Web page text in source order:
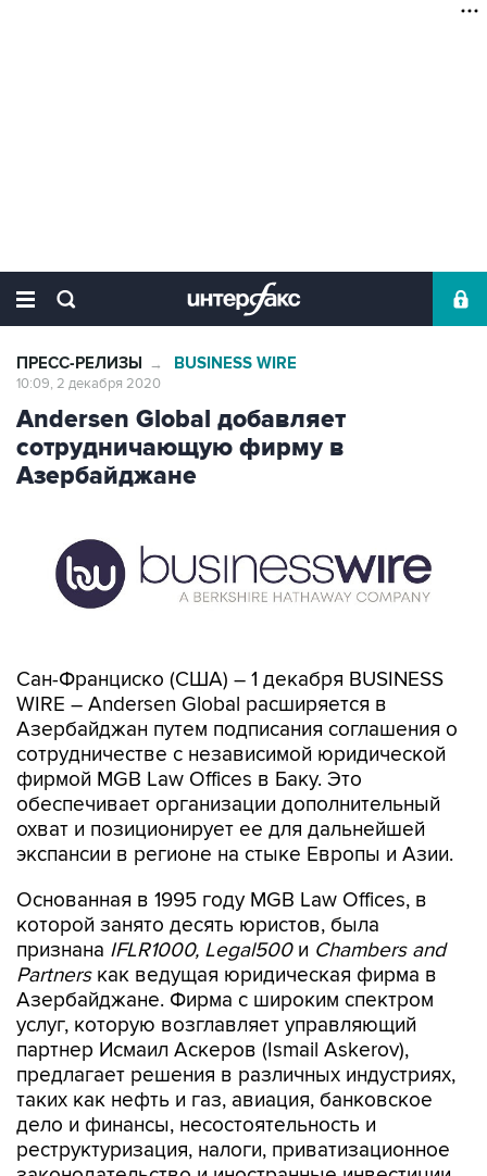
ПРЕСС-РЕЛИЗЫ → BUSINESS WIRE
10:09, 2 декабря 2020
Andersen Global добавляет
сотрудничающую фирму в
Азербайджане
Сан-Франциско (США) – 1 декабря BUSINESS
WIRE – Andersen Global расширяется в
Азербайджан путем подписания соглашения о
сотрудничестве с независимой юридической
фирмой MGB Law Offices в Баку. Это
обеспечивает организации дополнительный
охват и позиционирует ее для дальнейшей
экспансии в регионе на стыке Европы и Азии.
Основанная в 1995 году MGB Law Offices, в
которой занято десять юристов, была
признана IFLR1000, Legal500 и Chambers and
Partnersкак ведущая юридическая фирма в
Азербайджане. Фирма с широким спектром
услуг, которую возглавляет управляющий
партнер Исмаил Аскеров (Ismail Askerov),
предлагает решения в различных индустриях,
таких как нефть и газ, авиация, банковское
дело и финансы, несостоятельность и
реструктуризация, налоги, приватизационное